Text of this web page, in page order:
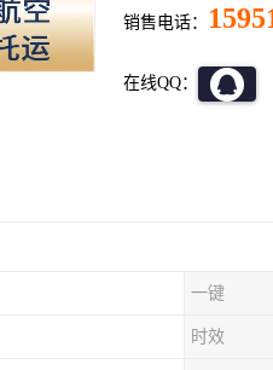
销售电话：
在线QQ：
一键
时效